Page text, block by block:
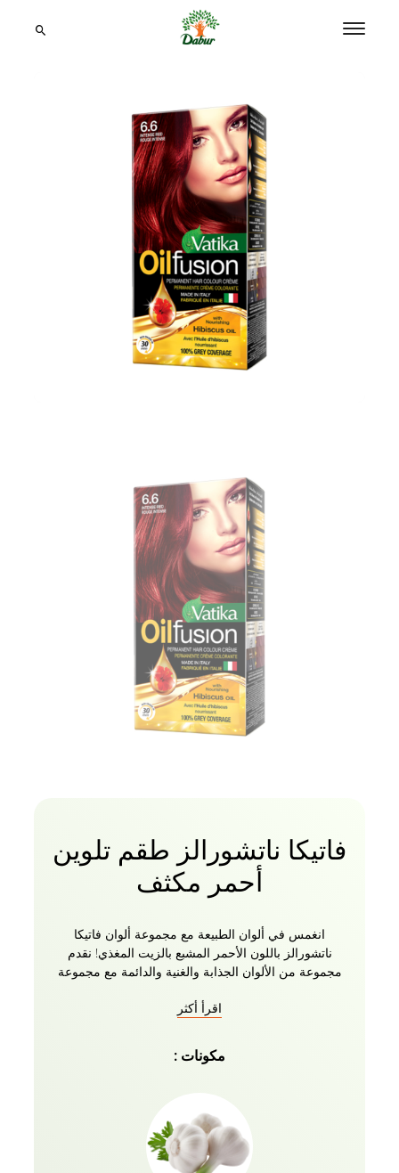
فاتيكا ناتشورالز طقم تلوين
أحمر مكثف
انغمس في ألوان الطبيعة مع مجموعة ألوان فاتيكا
ناتشورالز باللون الأحمر المشبع بالزيت المغذي! نقدم
مجموعة من الألوان الجذابة والغنية والدائمة مع مجموعة
للشعر هي مزيج من المكونات الطبيعية للتلوين المغذي.
لونا طبيعيا لا تشوبه شائبة. تخضع التركيبة السريعة لوقت
تطوير مدته 30 دقيقة للحصول على شعر ناعم ولامع
Hair Color Crème. احصلي على لون شعرك الدائم باللون
الأحمر المكثف مع مجموعة Vatika Naturals Color اليوم!
اقرأ أكثر
مكونات :